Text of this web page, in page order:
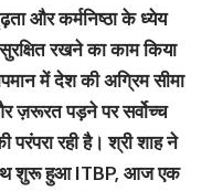
और कर्मनिष्ठा के ध्येय
रखने का काम किया
में देश की अग्रिम सीमा
ज़रूरत पड़ने पर सर्वोच्च
रही है। श्री शाह ने
शुरू हुआ ITBP, आज एक